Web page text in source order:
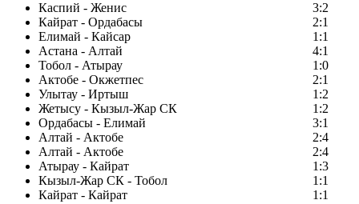
Каспий - Женис
3:2
Кайрат - Ордабасы
2:1
Елимай - Кайсар
1:1
Астана - Алтай
4:1
Тобол - Атырау
1:0
Актобе - Окжетпес
2:1
Улытау - Иртыш
1:2
Жетысу - Кызыл-Жар СК
1:2
Ордабасы - Елимай
3:1
Алтай - Актобе
2:4
Алтай - Актобе
2:4
Атырау - Кайрат
1:3
Кызыл-Жар СК - Тобол
1:1
Кайрат - Кайрат
1:1